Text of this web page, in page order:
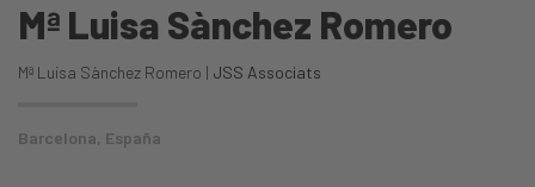
Mª Luisa Sànchez Romero
Mª Luisa Sànchez Romero | JSS Associats
Barcelona, España